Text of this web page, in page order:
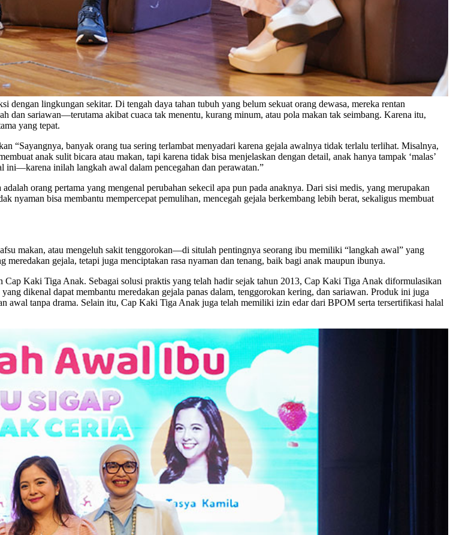
dengan lingkungan sekitar. Di tengah daya tahan tubuh yang belum sekuat orang dewasa, mereka rentan
dan sariawan—terutama akibat cuaca tak menentu, kurang minum, atau pola makan tak seimbang. Karena itu,
yang tepat.
“Sayangnya, banyak orang tua sering terlambat menyadari karena gejala awalnya tidak terlalu terlihat. Misalnya,
anak sulit bicara atau makan, tapi karena tidak bisa menjelaskan dengan detail, anak hanya tampak ‘malas’
ini—karena inilah langkah awal dalam pencegahan dan perawatan.”
orang pertama yang mengenal perubahan sekecil apa pun pada anaknya. Dari sisi medis, yang merupakan
nyaman bisa membantu mempercepat pemulihan, mencegah gejala berkembang lebih berat, sekaligus membuat
makan, atau mengeluh sakit tenggorokan—di situlah pentingnya seorang ibu memiliki “langkah awal” yang
gejala, tetapi juga menciptakan rasa nyaman dan tenang, baik bagi anak maupun ibunya.
Kaki Tiga Anak. Sebagai solusi praktis yang telah hadir sejak tahun 2013, Cap Kaki Tiga Anak diformulasikan
dikenal dapat membantu meredakan gejala panas dalam, tenggorokan kering, dan sariawan. Produk ini juga
awal tanpa drama. Selain itu, Cap Kaki Tiga Anak juga telah memiliki izin edar dari BPOM serta tersertifikasi halal